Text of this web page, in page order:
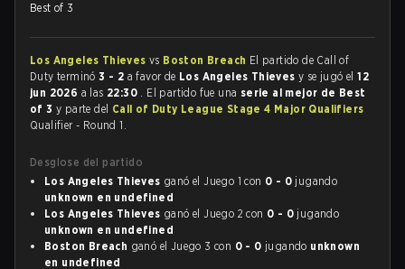
Best of 3
Los Angeles Thieves vs Boston Breach El partido de Call of
Duty terminó3 - 2 a favor de Los Angeles Thievesy se jugó el12
jun 2026 a las 22:30 . El partido fue una serie al mejor de Best
of 3 y parte del Call of Duty League Stage 4 Major Qualifiers
Qualifier - Round 1.
Desglose del partido
Los Angeles Thieves ganó el Juego 1 con 0 - 0 jugando
unknown en undefined
Los Angeles Thieves ganó el Juego 2 con 0 - 0 jugando
unknown en undefined
Boston Breach ganó el Juego 3 con 0 - 0 jugando unknown
en undefined